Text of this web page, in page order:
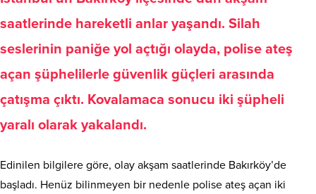
saatlerinde hareketli anlar yaşandı. Silah
seslerinin paniğe yol açtığı olayda, polise ateş
açan şüphelilerle güvenlik güçleri arasında
çatışma çıktı. Kovalamaca sonucu iki şüpheli
yaralı olarak yakalandı.
Edinilen bilgilere göre, olay akşam saatlerinde Bakırköy’de
başladı. Henüz bilinmeyen bir nedenle polise ateş açan iki